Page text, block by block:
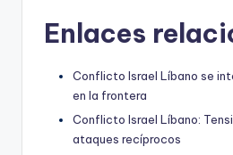
Enlaces
Conflicto Israel Líbano se
en la frontera
Conflicto Israel Líbano:
ataques recíprocos